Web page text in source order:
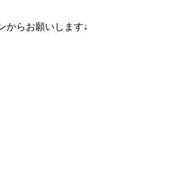
からお願いします↓